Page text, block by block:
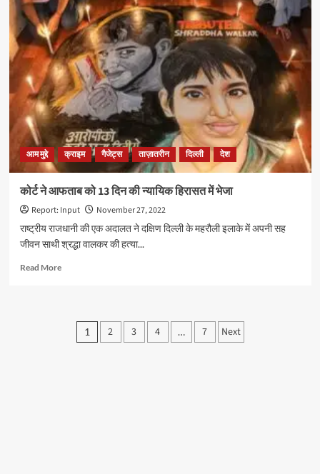
प्रर्दशन
करने
में
जुटी
भाजपा
व
कांग्रेस
आम मुद्दे क्राइम गैजेट्स ताज़ातरीन दिल्ली देश
कोर्ट ने आफताब को 13 दिन की न्यायिक हिरासत में भेजा
Report: Input
November 27, 2022
राष्ट्रीय राजधानी की एक अदालत ने दक्षिण दिल्ली के महरौली इलाके में अपनी सह
जीवन साथी श्रद्धा वालकर की हत्या...
Read MoreRead
आफताबPosts
1 2 3 4 … 7 Next